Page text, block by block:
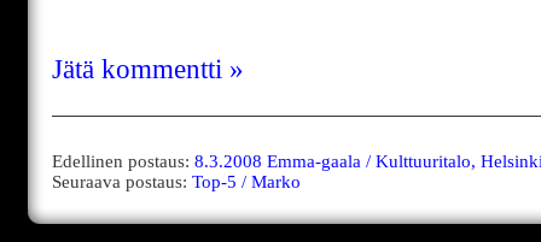
Jätä kommentti »
Edellinen postaus: 8.3.2008 Emma-gaala / Kulttuuritalo,
Seuraava postaus: Top-5 / Marko